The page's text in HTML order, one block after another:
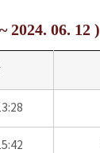
2024. 06. 12 )